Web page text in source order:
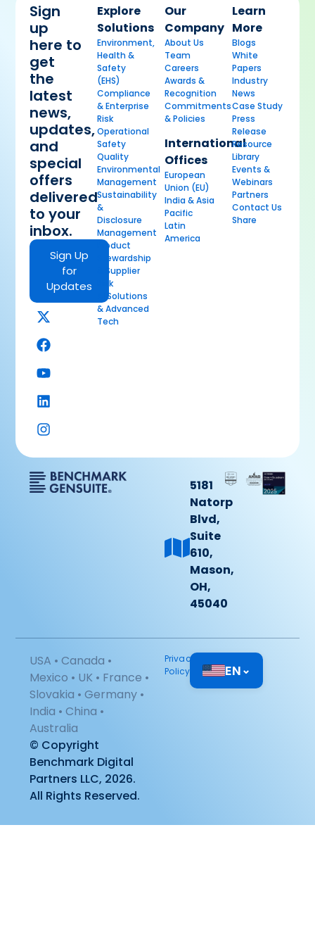
Sign
up
here to
get
the
latest
news,
updates,
and
special
offers
delivered
to your
inbox.
Sign Up
for
Updates
Explore
Solutions
Environment,
Health &
Safety
(EHS)
Compliance
& Enterprise
Risk
Operational
Safety
Quality
Environmental
Management
Sustainability
&
Disclosure
Management
Product
Stewardship
& Supplier
Risk
AI Solutions
& Advanced
Tech
Our
Company
About Us
Team
Careers
Awards &
Recognition
Commitments
& Policies
International
Offices
European
Union (EU)
India & Asia
Pacific
Latin
America
Learn
More
Blogs
White
Papers
Industry
News
Case Study
Press
Release
Resource
Library
Events &
Webinars
Partners
Contact Us
Share
5181
Natorp
Blvd,
Suite
610,
Mason,
OH,
45040
USA • Canada •
Mexico • UK • France •
Slovakia • Germany •
India • China •
Australia
© Copyright
Benchmark Digital
Partners LLC, 2026.
All Rights Reserved.
Privacy
Policy
EN⌄